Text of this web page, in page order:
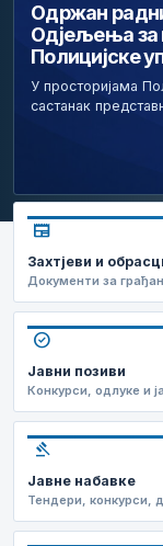
Одржан
Одјељења за
Полицијске
У просторијама
састанак
newspaper
Захтјеви и
Документи за
check_circle
Јавни позиви
Конкурси, одлуке и
gavel
Јавне набавке
Тендери, конкурси,